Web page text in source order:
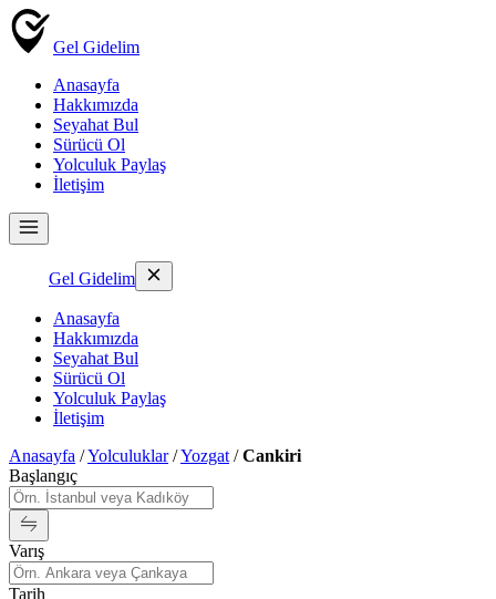
Gel Gidelim
Anasayfa
Hakkımızda
Seyahat Bul
Sürücü Ol
Yolculuk Paylaş
İletişim
Gel Gidelim
Anasayfa
Hakkımızda
Seyahat Bul
Sürücü Ol
Yolculuk Paylaş
İletişim
Anasayfa /Yolculuklar/Yozgat /Cankiri
Başlangıç
Varış
Tarih